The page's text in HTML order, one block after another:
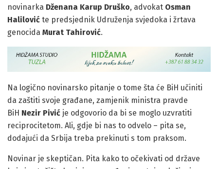
novinarka Dženana Karup Druško, advokat Osman
Halilović te predsjednik Udruženja svjedoka i žrtava
genocida Murat Tahirović.
Na logično novinarsko pitanje o tome šta će BiH učiniti
da zaštiti svoje građane, zamjenik ministra pravde
BiH Nezir Pivić je odgovorio da bi se moglo uzvratiti
reciprocitetom. Ali, gdje bi nas to odvelo – pita se,
dodajući da Srbija treba prekinuti s tom praksom.
Novinar je skeptičan. Pita kako to očekivati od države